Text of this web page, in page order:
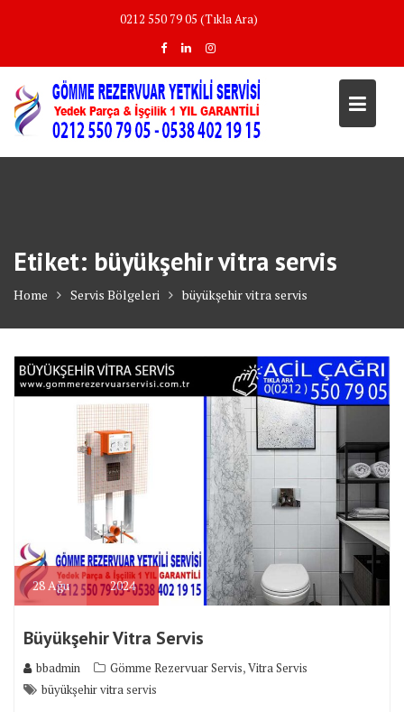
0212 550 79 05 (Tıkla Ara)
Etiket: büyükşehir vitra servis
Home Servis Bölgeleri büyükşehir vitra servis
28Ağu 2024
Büyükşehir Vitra Servis
bbadmin Gömme Rezervuar Servis,Vitra Servis
büyükşehir vitra servis